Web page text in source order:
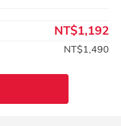
NT$1,192
NT$1,490